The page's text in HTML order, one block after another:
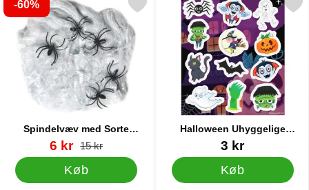
-60%
Spindelvæv med Sorte
Edderkopper 40g
Varenr 38697
pris
6 kr pris
15 kr
Køb
spindelvæv med Sorte Edderkopper 40g som favorit
Halloween Uhyggelige
Klistermærker
Varenr 386833 kr
Køb
Markér halloween Uhyggelige